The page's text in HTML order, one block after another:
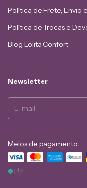
Política de Frete, Envio
Política de Trocas e
Blog Lolita Confort
Newsletter
Meios de pagamento